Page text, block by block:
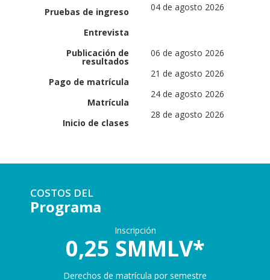
Pruebas de ingreso
Entrevista
04 de agosto 2026
Publicación de
resultados
Pago de matrícula
Matrícula
Inicio de clases
06 de agosto 2026
21 de agosto 2026
24 de agosto 2026
28 de agosto 2026
COSTOS DEL
Programa
Inscripción
0,25 SMMLV*
Derechos de matrícula por semestre